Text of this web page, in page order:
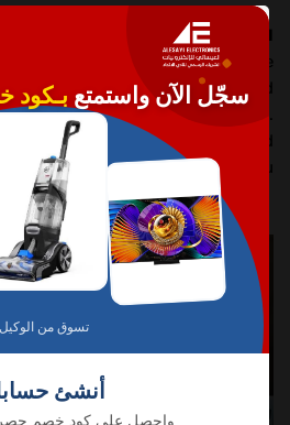
Picked Just for You
and shows, all in one place. Google
from across your apps and
organizes them for you.
and shows with suggestions based
watched and what interests you.